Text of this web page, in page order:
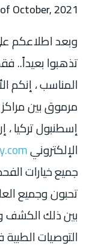
October, 2021.
وبعد اطلاعكم
تذهبوا بعيداً..
المناسب ، إنكم
مرموق بين
إسطنبول تركيا
الإلكتروني
جميع خيارات
تحبون وجميع
بين ذلك الكشف
التوصيات